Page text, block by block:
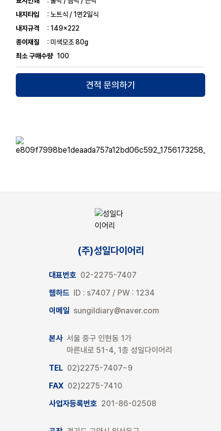
내지타입
: 노트식 / 1면2일식
내지규격
: 149x222
종이재질
: 미색모조 80g
최소 구매수량 100
견적 문의하기
(주)성일다이어리
대표번호 02-2275-7407
웹하드 ID : s7407 / PW : 1234
이메일 sungildiary@naver.com
본사 서울 중구 인현동 1가
마른내로 51-4, 1층 성일다이어리
TEL 02)2275-7407~9
FAX 02)2275-7410
사업자등록번호 201-86-02508